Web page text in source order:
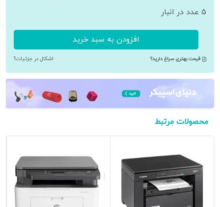
5 عدد در انبار
پرینتر
لیزری
پی
مدل
Printer
P2035
افزودن به سبد خرید
قیمت بهتری سراغ دارید؟ اشکال در جزئیات؟
محصولات مرتبط